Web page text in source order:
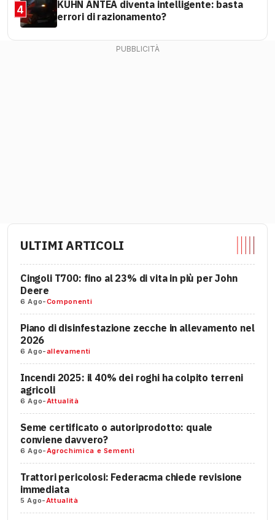
4
KUHN ANTEA diventa intelligente: basta
errori di razionamento?
ULTIMI ARTICOLI
Cingoli T700: fino al 23% di vita in più per John
Deere
6 Ago-Componenti
Piano di disinfestazione zecche in allevamento nel
2026
6 Ago-allevamenti
Incendi 2025: il 40% dei roghi ha colpito terreni
agricoli
6 Ago-Attualità
Seme certificato o autoriprodotto: quale
conviene davvero?
6 Ago-Agrochimica e Sementi
Trattori pericolosi: Federacma chiede revisione
immediata
5 Ago-Attualità